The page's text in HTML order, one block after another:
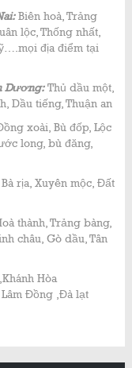
Biên hoà, Trảng
lộc, Thống nhất,
địa điểm tại
Dương:Thủ dầu một,
Dầu tiếng, Thuận an
xoài, Bù đốp, Lộc
long, bù đăng,
rịa, Xuyên mộc, Đất
thành, Trảng bàng,
châu, Gò dầu, Tân
Hòa
Đồng ,Đà lạt